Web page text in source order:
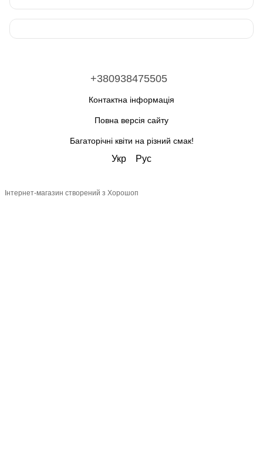
+380938475505
Контактна інформація
Повна версія сайту
Багаторічні квіти на різний смак!
Укр Рус
Інтернет-магазин створений з Хорошоп